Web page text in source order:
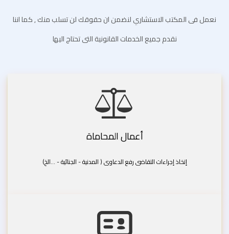
نعمل فى المكتب الاستشاري لنضمن ان حقوقك لن تسلب منك , كما اننا
نقدم جميع الخدمات القانونية التى تحتاج اليها
أعمال المحاماة
إتخاذ إجراءات التقاضى رفع الدعاوى ( المدنية - الجنائية - ...الخ)